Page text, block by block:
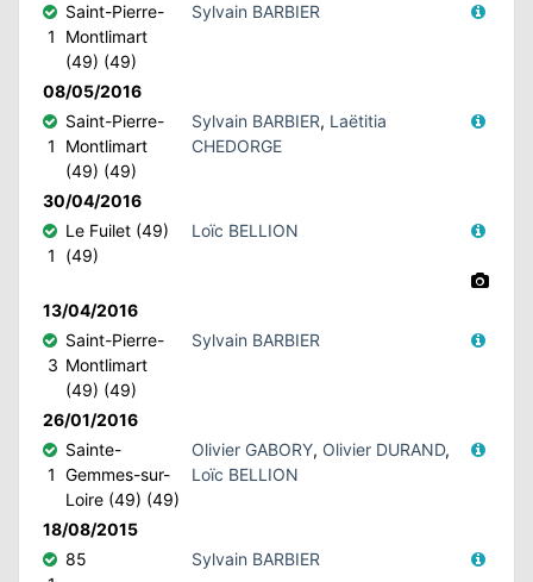
1
Saint-Pierre-
Montlimart
(49) (49)
Sylvain BARBIER
08/05/2016
1
Saint-Pierre-
Montlimart
(49) (49)
Sylvain BARBIER, Laëtitia
CHEDORGE
30/04/2016
1
Le Fuilet (49)
(49)
Loïc BELLION
13/04/2016
3
Saint-Pierre-
Montlimart
(49) (49)
Sylvain BARBIER
26/01/2016
1
Sainte-
Gemmes-sur-
Loire (49) (49)
Olivier GABORY, Olivier DURAND,
Loïc BELLION
18/08/2015
85 Sylvain BARBIER